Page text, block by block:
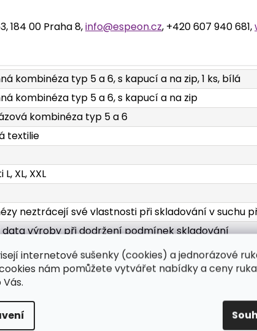
internetové sušenky (cookies) a jednorázové
nám pomůžete vytvářet nabídky a ceny
184 00 Praha 8,info@espeon.cz, +420 607 940 681,
kombinéza typ 5 a 6, s kapucí a na zip, 1 ks, bílá
kombinéza typ 5 a 6, s kapucí a na zip
kombinéza typ 5 a 6
textilie
XL, XXL
neztrácejí své vlastnosti při skladování v suchu
data výroby při dodržení podmínek skladování
50 ks v kartonu
textilie 55 g / m2
XL, XXL